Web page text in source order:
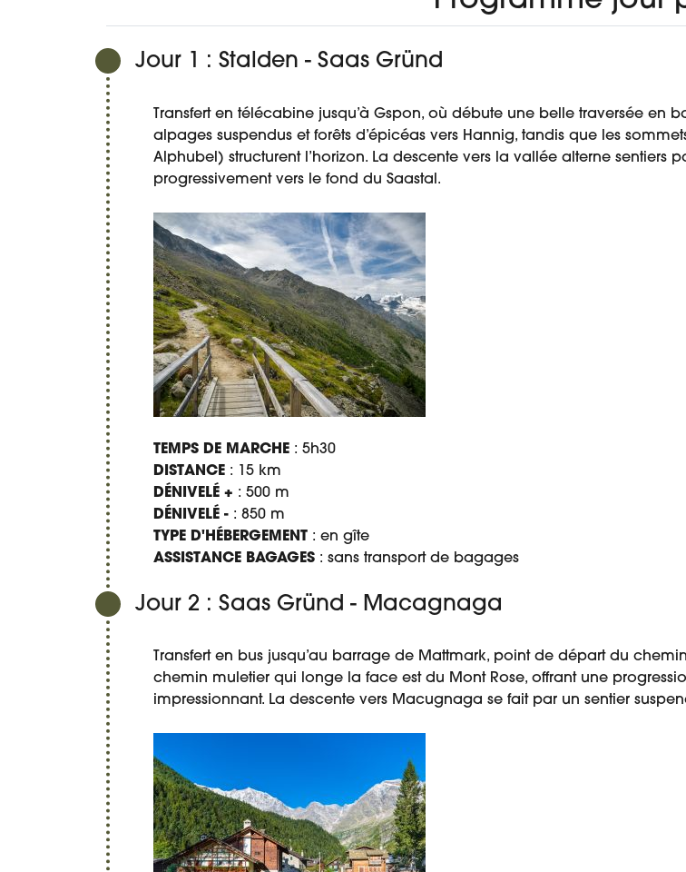
Jour 1 : Stalden - Saas Gründ
Transfert en télécabine jusqu’à Gspon, où débute une belle traversée en
alpages suspendus et forêts d’épicéas vers Hannig, tandis que les
Alphubel) structurent l’horizon. La descente vers la vallée alterne sentiers
progressivement vers le fond du Saastal.
TEMPS DE MARCHE : 5h30
DISTANCE : 15 km
DÉNIVELÉ + : 500 m
DÉNIVELÉ - : 850 m
TYPE D'HÉBERGEMENT : en gîte
ASSISTANCE BAGAGES : sans transport de bagages
Jour 2 : Saas Gründ - Macagnaga
Transfert en bus jusqu’au barrage de Mattmark, point de départ du
chemin muletier qui longe la face est du Mont Rose, offrant une
impressionnant. La descente vers Macugnaga se fait par un sentier